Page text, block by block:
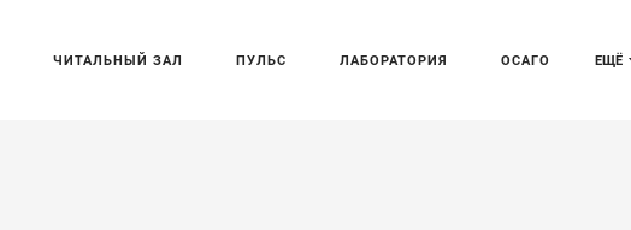
ЕЩЁ
ЧИТАЛЬНЫЙ ЗАЛ ПУЛЬС ЛАБОРАТОРИЯ ОСАГО